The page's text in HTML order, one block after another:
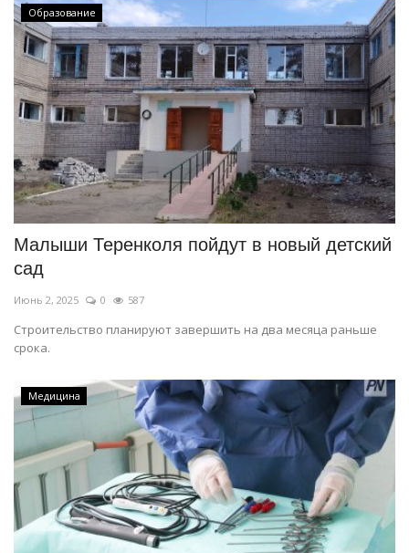
Образование
Малыши Теренколя пойдут в новый детский
сад
Июнь 2, 2025 0 587
Строительство планируют завершить на два месяца раньше
срока.
Медицина